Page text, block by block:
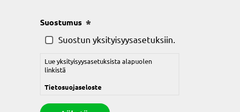
Suostumus
Suostun yksityisyysasetuksiin.
Lue yksityisyysasetuksista alapuolen
linkistä
Tietosuojaseloste